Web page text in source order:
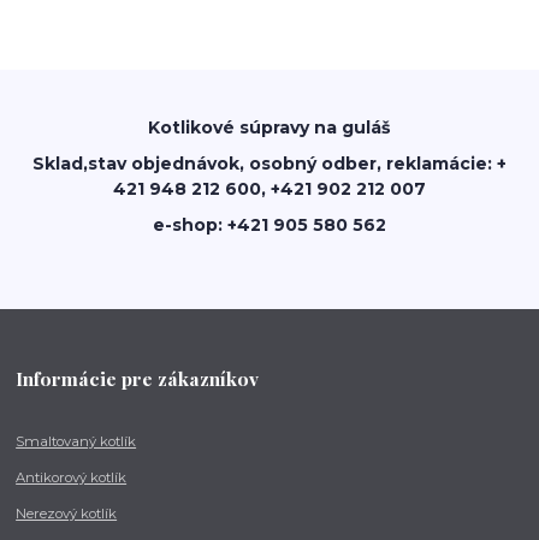
Kotlikové súpravy na guláš
Sklad,stav objednávok, osobný odber, reklamácie: +
421 948 212 600, +421 902 212 007
e-shop: +421 905 580 562
Informácie pre zákazníkov
Smaltovaný kotlík
Antikorový kotlík
Nerezový kotlík